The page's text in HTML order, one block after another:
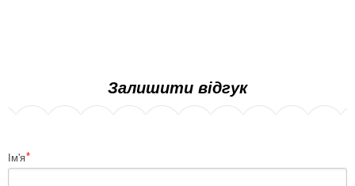
Залишити відгук
Ім'я*